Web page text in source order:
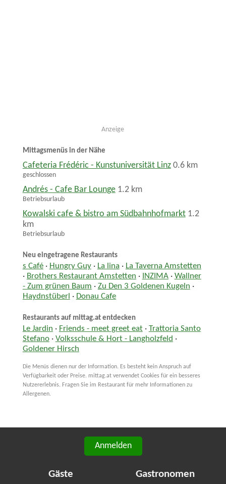
Anzeige
Mittagsmenüs in der Nähe
Cafeteria Frédéric - Kunstuniversität Linz 0.6 km
geschlossen
Andrés - Cafe Bar Lounge 1.2 km
Betriebsurlaub
Kowalski cafe & bistro am Südbahnhofmarkt 1.2
km
Betriebsurlaub
Neu eingetragene Restaurants
s Café· Hungry Guy· La lina · La Taverna Amstetten
· Brothers Restaurant Amstetten · INZIMA· Wallner
- Zum grünen Baum · Zu Den 3 Goldenen Kugeln ·
Haydnstüberl · Donau Cafe
Restaurants auf mittag.at entdecken
Le Jardin · Friends - meet greet eat·
Trattoria Santo
Stefano· Volksschule & Hort - Langholzfeld ·
Goldener Hirsch
Die Menüs dienen nur der Information. Es besteht kein Anspruch auf
Verfügbarkeit oder Preise. mittag.at verwendet Cookies für ein besseres
Nutzererlebnis. Fragen Sie im Restaurant für mehr Informationen zu
Allergenen.
Anmelden
Gäste Gastronomen